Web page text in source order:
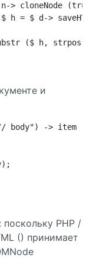
> cloneNode (true),
h = $ d-> saveHTML
($ h, strpos ($
и
body") -> item (0);
PHP /
() принимает